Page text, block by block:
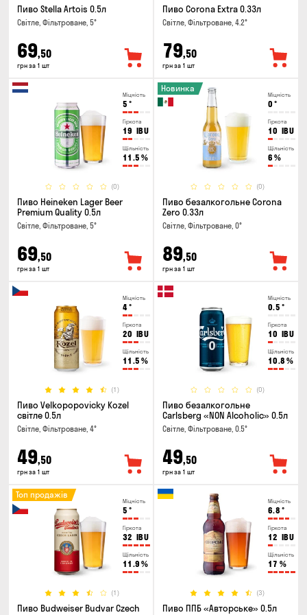
Пиво Stella Artois 0.5л
Світле, Фільтроване, 5°
69,50
грн за 1 шт
Пиво Corona Extra 0.33л
Світле, Фільтроване, 4.2°
79,50
грн за 1 шт
Міцність
5 °
Гіркота
19 IBU
Щільність
11.5 %
(0)
Пиво Heineken Lager Beer
Premium Quality 0.5л
Світле, Фільтроване, 5°
69,50
грн за 1 шт
Міцність
0 °
Гіркота
10 IBU
Щільність
6 %
(0)
Новинка
Пиво безалкогольне Corona
Zero 0.33л
Світле, Фільтроване, 0°
89,50
грн за 1 шт
Міцність
4°
Гіркота
20 IBU
Щільність
11.5 %
(1)
Пиво Velkopopovicky Kozel
світле 0.5л
Світле, Фільтроване, 4°
49,50
грн за 1 шт
Міцність
0.5 °
Гіркота
10 IBU
Щільність
10.8 %
(0)
Пиво безалкогольне
Carlsberg «NON Alcoholic» 0.5л
Світле, Фільтроване, 0.5°
49,50
грн за 1 шт
Міцність
5 °
Гіркота
32 IBU
Щільність
11.9 %
(1)
Топ продажів
Пиво Budweiser Budvar Czech
Міцність
6.8 °
Гіркота
12 IBU
Щільність
17 %
(3)
Пиво ППБ «Авторське» 0.5л